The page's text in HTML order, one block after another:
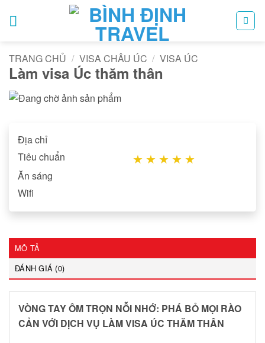
qua
TRANG CHỦ / VISA CHÂU ÚC / VISA ÚC
Làm visa Úc thăm thân
Địa chỉ
Tiêu chuẩn
★ ★ ★ ★ ★
Ăn sáng
Wifi
MÔ TẢ
ĐÁNH GIÁ (0)
VÒNG TAY ÔM TRỌN NỖI NHỚ: PHÁ BỎ MỌI RÀO
CẢN VỚI DỊCH VỤ LÀM VISA ÚC THĂM THÂN